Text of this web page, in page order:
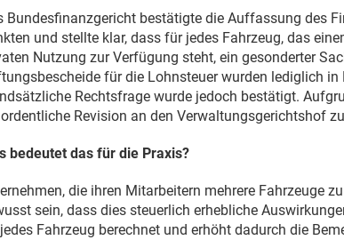
Bundesfinanzgericht bestätigte die Auffassung des
und stellte klar, dass für jedes Fahrzeug, das
Nutzung zur Verfügung steht, ein gesonderter
für die Lohnsteuer wurden lediglich in
Rechtsfrage wurde jedoch bestätigt.
Revision an den Verwaltungsgerichtshof
bedeutet das für die Praxis?
die ihren Mitarbeitern mehrere Fahrzeuge
sein, dass dies steuerlich erhebliche
Fahrzeug berechnet und erhöht dadurch die